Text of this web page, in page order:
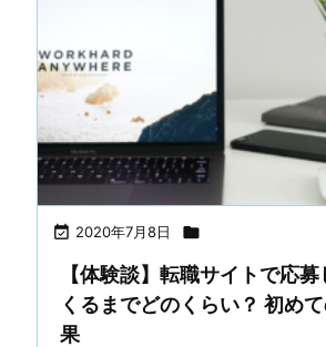
 2020年7月8日 
【体験談】転職サイトで応
くるまでどのくらい？ 初め
果